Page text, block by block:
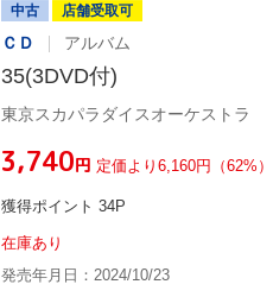
中古 店舗受取可
ＣＤ アルバム
35(3DVD付)
東京スカパラダイスオーケストラ
¥3,740円 定価より6,160円（62%
獲得ポイント 34P
在庫あり
発売年月日：2024/10/23